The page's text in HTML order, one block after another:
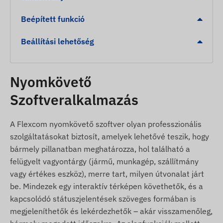
A csomag tartalma
USB töltőkábel
Biztonsági csavarok és speciális bitfej
Beépített SIM* kártya és szoftver licenc 1 éves
időtartamra
Használati feltételek
A készülék zavartalan működéséhez aktív
kapcsolat szükséges a műholdas helymeghatározó
rendszerekkel és a mobilszolgáltatók hálózatával.
Beépített funkció
Beállítási lehetőség
Nyomkövető
Szoftveralkalmazás
A Flexcom nyomkövető szoftver olyan professzionális
szolgáltatásokat biztosít, amelyek lehetővé teszik, hogy
bármely pillanatban meghatározza, hol található a
felügyelt vagyontárgy (jármű, munkagép, szállítmány
vagy értékes eszköz), merre tart, milyen útvonalat járt
be. Mindezek egy interaktív térképen követhetők, és a
kapcsolódó státuszjelentések szöveges formában is
megjeleníthetők és lekérdezhetők – akár visszamenőleg,